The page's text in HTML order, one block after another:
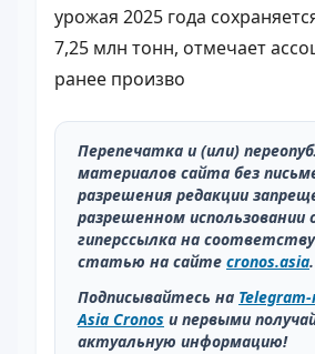
урожая 2025 года
7,25 млн тонн, отмечает
ранее произво
Перепечатка и (или)
материалов сайта без
разрешения редакции
разрешенном использовании
гиперссылка на
статью на сайте cronos.asia.
Подписывайтесь на
Asia Cronos и первыми
актуальную информацию!